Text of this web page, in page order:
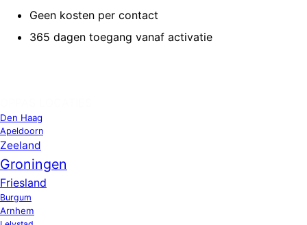
Geen kosten per contact
365 dagen toegang vanaf activatie
Den Haag
Apeldoorn
Zeeland
Groningen
Friesland
Burgum
Arnhem